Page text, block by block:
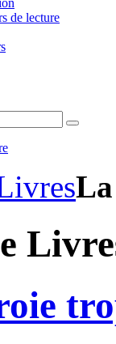
de lecture